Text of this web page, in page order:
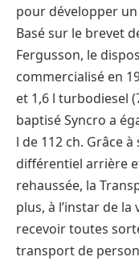
pour développer
Basé sur le brevet
Fergusson, le
commercialisé en
et 1,6 l turbodiesel
baptisé Syncro a
l de 112 ch. Grâce
différentiel arrière
rehaussée, la
plus, à l’instar de
recevoir toutes
transport de